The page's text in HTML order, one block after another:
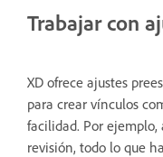
Trabajar con
XD ofrece ajustes
para crear vínculos
facilidad. Por
revisión, todo lo que